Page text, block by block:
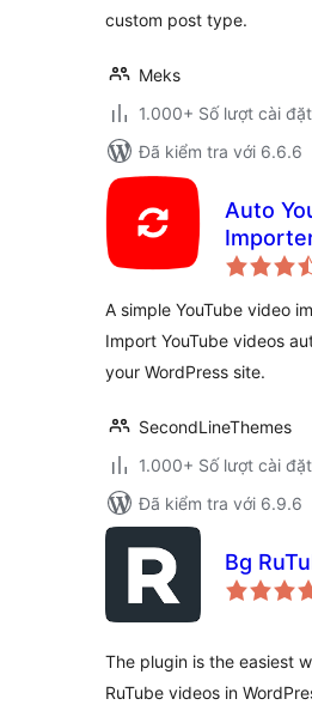
custom post type.
Meks
1.000+ Số lượt cài đặt
Đã kiểm tra với 6.6.6
Auto
A simple YouTube video
Import YouTube videos
your WordPress site.
SecondLineThemes
1.000+ Số lượt cài đặt
Đã kiểm tra với 6.9.6
Bg
The plugin is the easiest
RuTube videos in